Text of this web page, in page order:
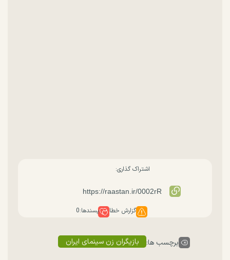
اشتراک گذاری:
گزارش خطا پسندها:0
برچسب ها: بازیگران زن سینمای ایران